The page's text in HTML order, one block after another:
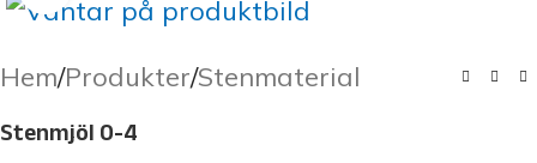
Hem/Produkter/Stenmaterial
Stenmjöl 0-4